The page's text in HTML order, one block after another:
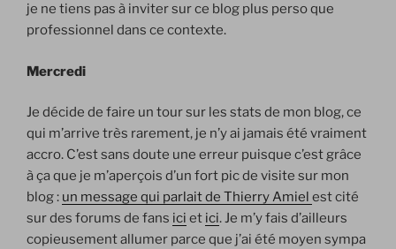
je ne tiens pas à inviter sur ce blog plus perso que
professionnel dans ce contexte.
Mercredi
Je décide de faire un tour sur les stats de mon blog, ce
qui m’arrive très rarement, je n’y ai jamais été vraiment
accro. C’est sans doute une erreur puisque c’est grâce
à ça que je m’aperçois d’un fort pic de visite sur mon
blog : un message qui parlait de Thierry Amiel est cité
sur des forums de fans ici et ici. Je m’y fais d’ailleurs
copieusement allumer parce que j’ai été moyen sympa